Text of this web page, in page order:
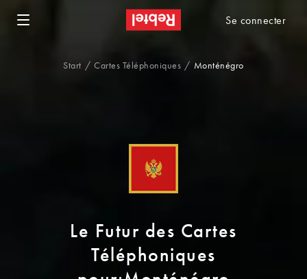
Start Cartes Téléphoniques Monténégro
Se connecter
Le Futur des Cartes
Téléphoniques